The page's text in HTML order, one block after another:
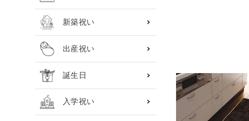
新築祝い
出産祝い
誕生日
入学祝い